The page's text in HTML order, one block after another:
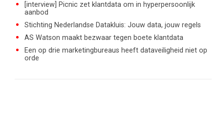
[interview] Picnic zet klantdata om in hyperpersoonlijk
aanbod
Stichting Nederlandse Datakluis: Jouw data, jouw regels
AS Watson maakt bezwaar tegen boete klantdata
Een op drie marketingbureaus heeft dataveiligheid niet op
orde